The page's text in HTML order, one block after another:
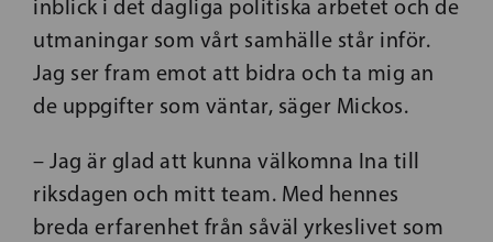
inblick i det dagliga politiska arbetet och de
utmaningar som vårt samhälle står inför.
Jag ser fram emot att bidra och ta mig an
de uppgifter som väntar, säger Mickos.
– Jag är glad att kunna välkomna Ina till
riksdagen och mitt team. Med hennes
breda erfarenhet från såväl yrkeslivet som